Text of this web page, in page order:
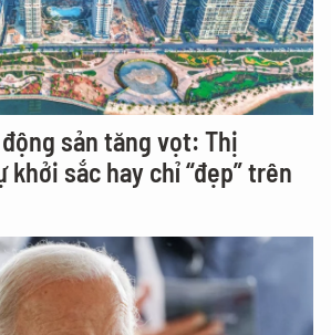
sản tăng vọt: Thị
sắc hay chỉ “đẹp” trên